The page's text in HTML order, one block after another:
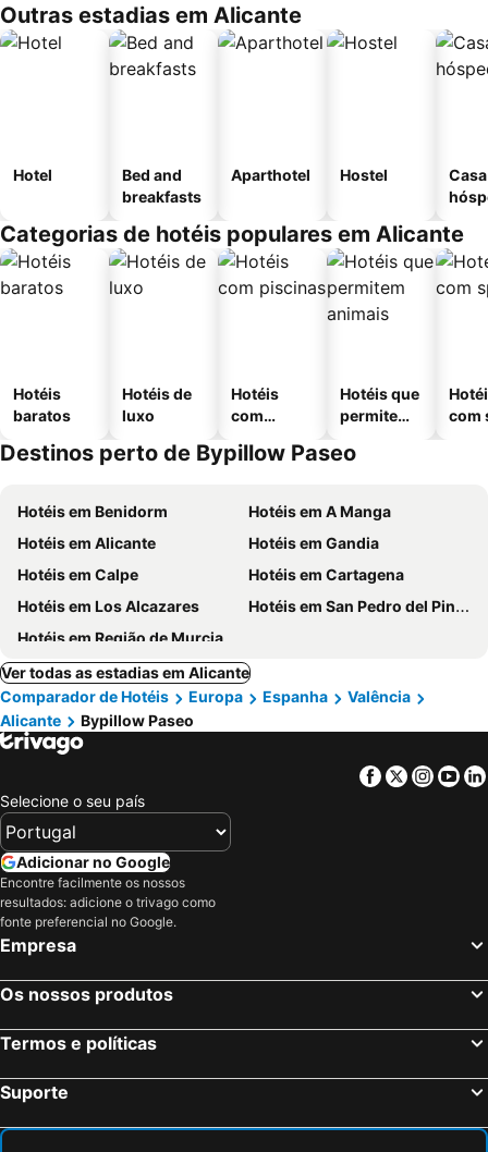
Outras estadias em Alicante
Hotel
Bed and
breakfasts
Aparthotel Hostel
Categorias de hotéis populares em Alicante
Hotéis
baratos
Hotéis de
luxo
Hotéis
com
Hotéis que
permitem
com
Destinos perto de Bypillow Paseo
Hotéis em Benidorm
Hotéis em A Manga
Hotéis em Alicante
Hotéis em Gandia
Hotéis em Calpe
Hotéis em Cartagena
Hotéis em Los Alcazares
Hotéis em San Pedro del Pinatar
Hotéis em Região de Murcia
Ver todas as estadias em Alicante
Comparador de Hotéis
Europa Espanha
Valência
Alicante
Bypillow Paseo
Facebook
Twitter
Selecione o seu país
Adicionar no Google
Encontre facilmente os nossos
resultados: adicione o trivago como
fonte preferencial no Google.
Empresa
Os nossos produtos
Termos e políticas
Suporte